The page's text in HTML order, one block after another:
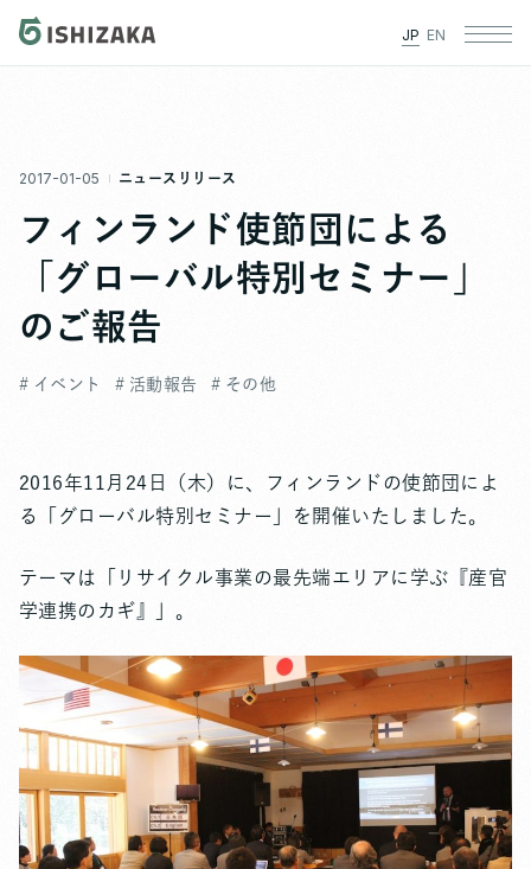
JP EN
2017-01-05 ニュースリリース
フィンランド使節団による
「グローバル特別セミナー」
のご報告
# イベント # 活動報告 # その他
2016年11月24日（木）に、フィンランドの使節団によ
る「グローバル特別セミナー」を開催いたしました。
テーマは「リサイクル事業の最先端エリアに学ぶ『産官
学連携のカギ』」。